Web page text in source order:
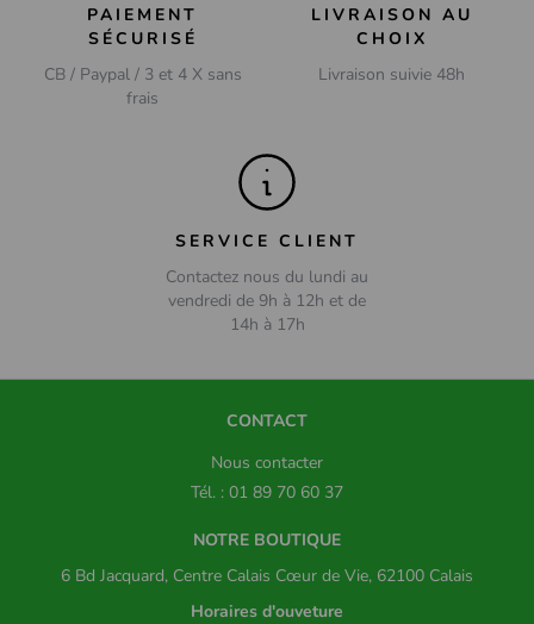
PAIEMENT
SÉCURISÉ
CB / Paypal / 3 et 4 X sans
frais
LIVRAISON AU
CHOIX
Livraison suivie 48h
SERVICE CLIENT
Contactez nous du lundi au
vendredi de 9h à 12h et de
14h à 17h
CONTACT
Nous contacter
Tél. : 01 89 70 60 37
NOTRE BOUTIQUE
6 Bd Jacquard, Centre Calais Cœur de Vie, 62100 Calais
Horaires d'ouveture